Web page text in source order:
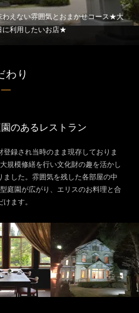
えない雰囲気とおまかせコース★大
に利用したいお店★
わり
のあるレストラン
登録され当時のまま現存しておりま
規模修繕を行い文化財の趣を活かし
した。雰囲気を残した各部屋の中
庭園が広がり、エリスのお料理と合
ます。